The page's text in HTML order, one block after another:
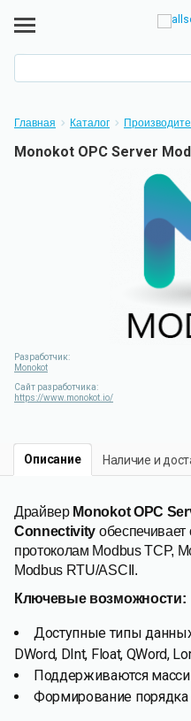
Главная Каталог
Monokot OPC Server
Разработчик:
Monokot
Сайт разработчика:
https://www.monokot.io/
Описание Наличие и
Драйвер Monokot OPC
Connectivity обеспечивает
протоколам Modbus TCP,
Modbus RTU/ASCII.
Ключевые возможности:
Доступные типы
DWord, DInt, Float, QWord,
Поддерживаются
Формирование порядка